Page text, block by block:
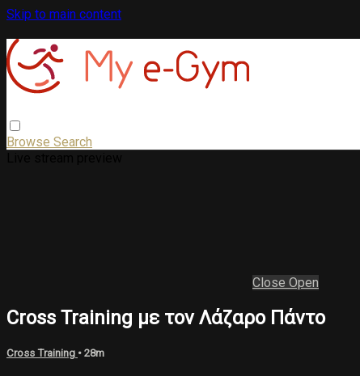
Skip to main content
Browse Search
Close Open
Cross Training με τον Λάζαρο Πάντο
Cross Training • 28m